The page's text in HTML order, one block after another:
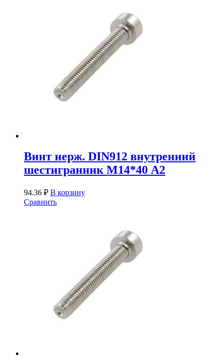
Винт нерж. DIN912 внутренний
шестигранник М14*40 А2
94.36 ₽ В корзину
Сравнить